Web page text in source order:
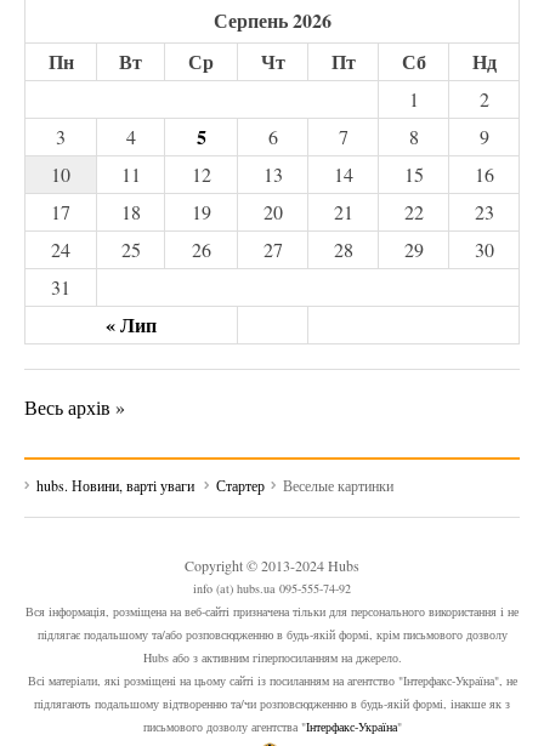
Серпень 2026
Пн
Вт Ср Чт Пт Сб Нд
« Лип
1
2
3
4 5 6 7 8
9
10
11 12 13 14 15
16
17
18 19 20 21 22
23
24
25 26 27 28 29
30
31
Весь архів »
hubs. Новини, варті уваги Стартер Веселые картинки
Copyright © 2013-2024 Hubs
info (at) hubs.ua 095-555-74-92
Вся інформація, розміщена на веб-сайті призначена тільки для персонального використання і не
підлягає подальшому та/або розповсюдженню в будь-якій формі, крім письмового дозволу
Hubs або з активним гіперпосиланням на джерело.
Всі матеріали, які розміщені на цьому сайті із посиланням на агентство "Інтерфакс-Україна", не
підлягають подальшому відтворенню та/чи розповсюдженню в будь-якій формі, інакше як з
письмового дозволу агентства "Інтерфакс-Україна"